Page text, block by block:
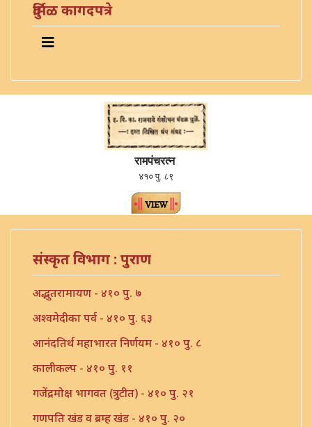
दुर्मिळ कागदपत्रे
रामपंचरत्न
४१० पु. ८९
संस्कृत विभाग : पुराण
अद्भुतरामायण - ४१० पु. ७
अश्वमेदीका पर्व - ४१० पु. ६३
आनंदतिर्थ महाभारत निर्णयम - ४१० पु. ८
कालीकल्प - ४१० पु. ११
गजेंद्रमोक्ष भागवत (त्रुटीत) - ४१० पु. २१
गणपति खंड व ब्रम्ह खंड - ४१० पु. २०